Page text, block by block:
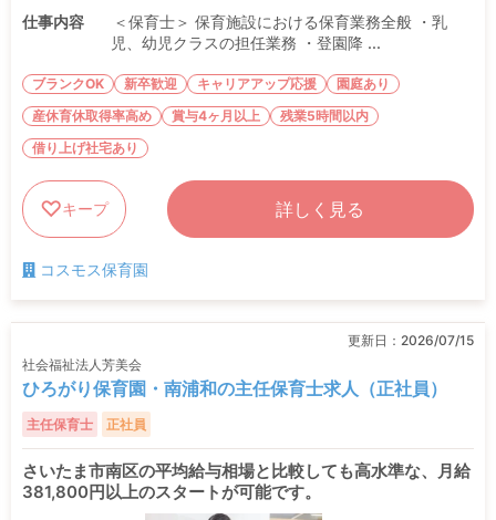
仕事内容
＜保育士＞ 保育施設における保育業務全般 ・乳
児、幼児クラスの担任業務 ・登園降 ...
ブランクOK 新卒歓迎 キャリアアップ応援
園庭あり
産休育休取得率高め
賞与4ヶ月以上
残業5時間以内
借り上げ社宅あり
キープ 詳しく見る
コスモス保育園
更新日： 2026/07/15
社会福祉法人芳美会
ひろがり保育園・南浦和の主任保育士求人（正社員）
主任保育士 正社員
さいたま市南区の平均給与相場と比較しても高水準な、月給
381,800円以上のスタートが可能です。